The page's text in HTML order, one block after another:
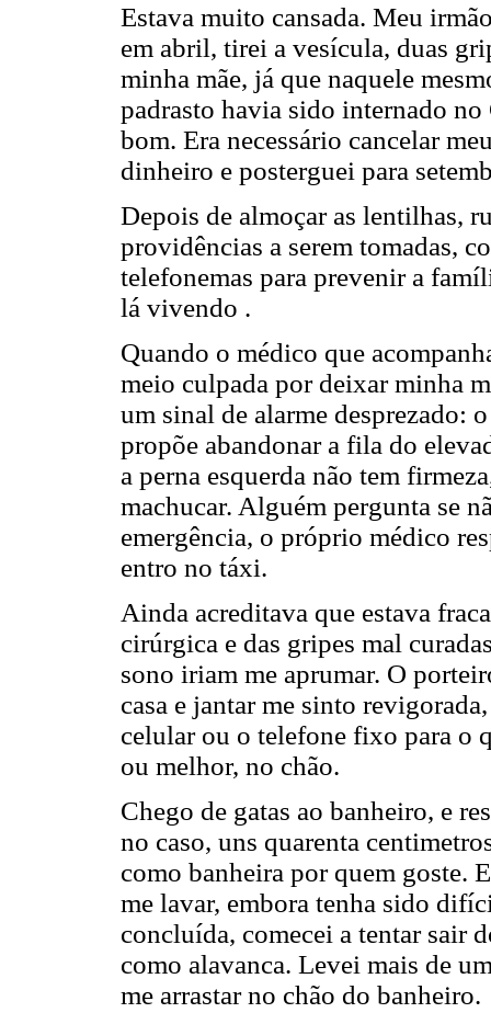
Estava muito cansada. Meu
em abril, tirei a vesícula, duas
minha mãe, já que naquele
padrasto havia sido internado
bom. Era necessário cancelar
dinheiro e posterguei para
Depois de almoçar as lentilhas,
providências a serem tomadas,
telefonemas para prevenir a
lá vivendo .
Quando o médico que
meio culpada por deixar minha
um sinal de alarme desprezado:
propõe abandonar a fila do
a perna esquerda não tem
machucar. Alguém pergunta se
emergência, o próprio médico
entro no táxi.
Ainda acreditava que estava
cirúrgica e das gripes mal
sono iriam me aprumar. O
casa e jantar me sinto
celular ou o telefone fixo para o
ou melhor, no chão.
Chego de gatas ao banheiro, e
no caso, uns quarenta
como banheira por quem goste.
me lavar, embora tenha sido
concluída, comecei a tentar sair
como alavanca. Levei mais de
me arrastar no chão do banheiro.